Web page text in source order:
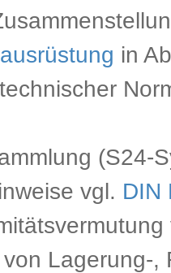
in
(S24-
vgl. DIN
Lagerung-